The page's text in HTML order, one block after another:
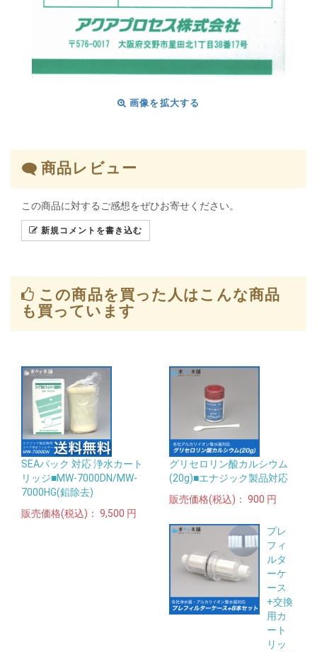
画像を拡大する
商品レビュー
この商品に対するご感想をぜひお寄せください。
新規コメントを書き込む
この商品を買った人はこんな商品
も買っています
SEAパック 対応 浄水カート
リッジ■MW-7000DN/MW-
7000HG(鉛除去)
販売価格(税込)： 9,500 円
グリセロリン酸カルシウム
(20g)■エナジック製品対応
販売価格(税込)： 900 円
プレ
フィ
ルタ
ーケ
ース
+交換
用カ
ート
リッ